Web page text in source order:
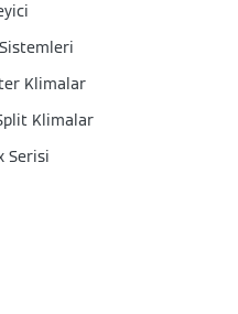
Klimalar
Klimalar
Serisi